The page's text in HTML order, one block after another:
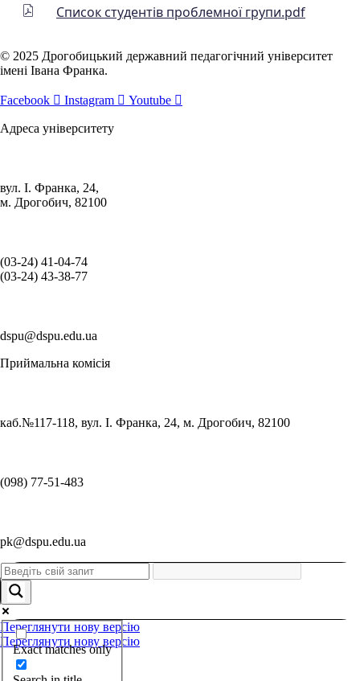
Список студентів проблемної групи.pdf
© 2025 Дрогобицький державний педагогічний університет
імені Івана Франка.
Facebook Instagram Youtube
Адреса університету
вул. І. Франка, 24,
м. Дрогобич, 82100
(03‑24) 41‑04‑74
(03‑24) 43‑38‑77
dspu@dspu.edu.ua
Приймальна комісія
каб.№117-118, вул. І. Франка, 24, м. Дрогобич, 82100
(098) 77-51-483
pk@dspu.edu.ua
Exact matches only
Переглянути нову версію
Переглянути нову версію